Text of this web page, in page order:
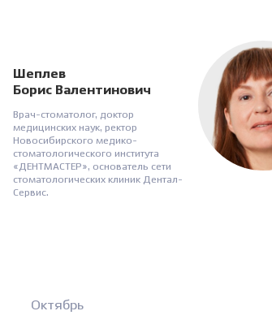
Шеплев
Борис Валентинович
Врач-стоматолог, доктор
медицинских наук, ректор
Новосибирского медико-
стоматологического института
«ДЕНТМАСТЕР», основатель сети
стоматологических клиник Дентал-
Сервис.
Октябрь